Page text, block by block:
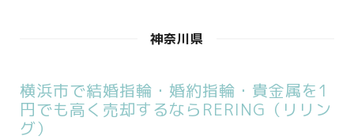
神奈川県
横浜市で結婚指輪・婚約指輪・貴金属を1
円でも高く売却するならRERING（リリン
グ）